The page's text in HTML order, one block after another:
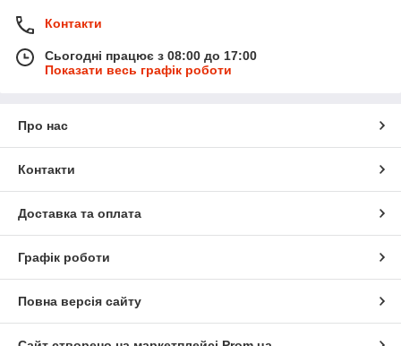
Контакти
Сьогодні працює з 08:00 до 17:00
Показати весь графік роботи
Про нас
Контакти
Доставка та оплата
Графік роботи
Повна версія сайту